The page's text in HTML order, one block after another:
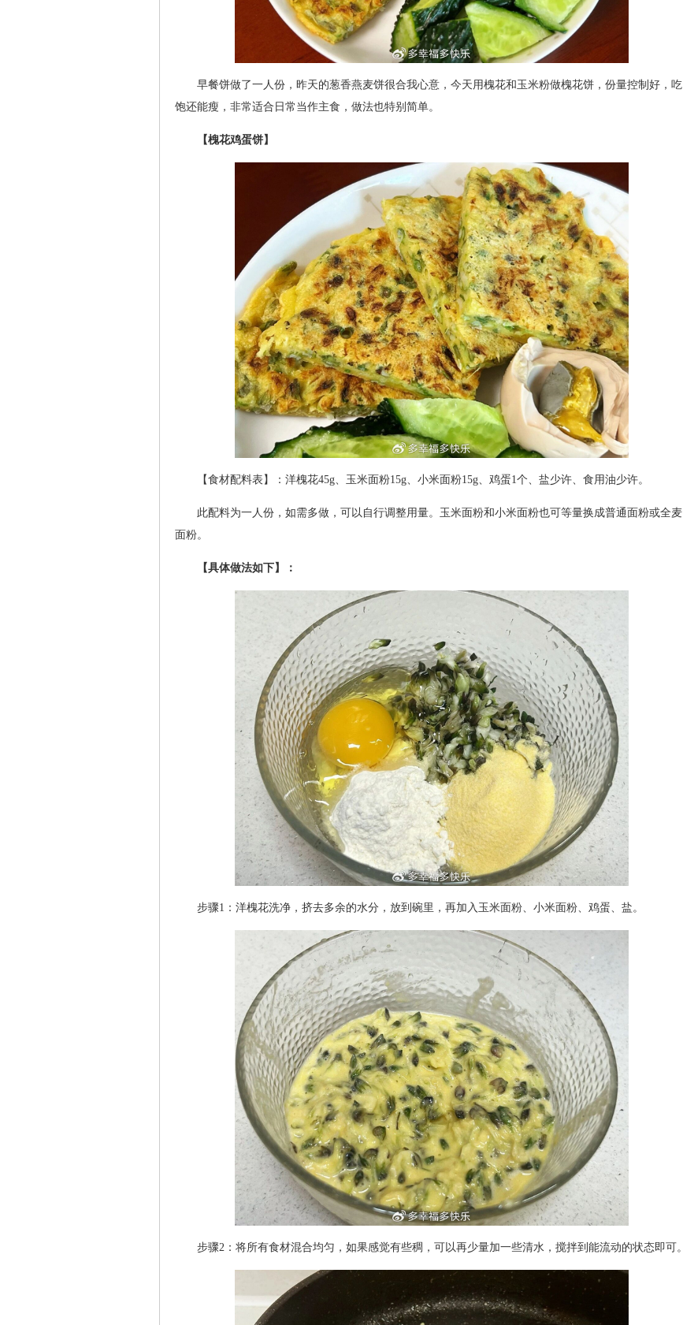
早餐饼做了一人份，昨天的葱香燕麦饼很合我心意，今天用槐花和玉米粉做槐花饼，份量控制好，吃
饱还能瘦，非常适合日常当作主食，做法也特别简单。
【槐花鸡蛋饼】
【食材配料表】：洋槐花45g、玉米面粉15g、小米面粉15g、鸡蛋1个、盐少许、食用油少许。
此配料为一人份，如需多做，可以自行调整用量。玉米面粉和小米面粉也可等量换成普通面粉或全麦
面粉。
【具体做法如下】：
步骤1：洋槐花洗净，挤去多余的水分，放到碗里，再加入玉米面粉、小米面粉、鸡蛋、盐。
步骤2：将所有食材混合均匀，如果感觉有些稠，可以再少量加一些清水，搅拌到能流动的状态即可。